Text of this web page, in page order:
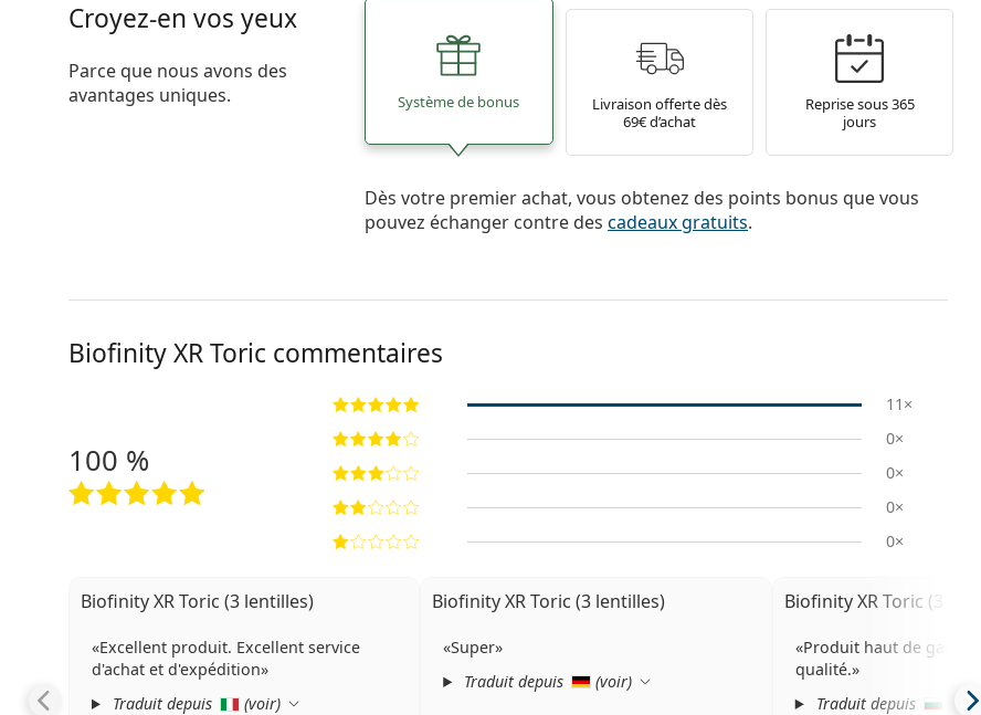
Croyez-en vos yeux
Parce que nous avons des
avantages uniques.
Système de bonus
Livraison offerte dès
69€ d’achat
Reprise sous 365
jours
Dès votre premier achat, vous obtenez des points bonus que vous
pouvez échanger contre descadeaux gratuits.
Biofinity XR Toric commentaires
100 %
11×
0×
0×
0×
0×
Biofinity XR Toric (3 lentilles)
Excellent produit. Excellent service
d'achat et d'expédition
Traduit depuis
(voir)
Biofinity XR Toric (3 lentilles)
Super
Traduit depuis
(voir)
Biofinity XR Toric (3
Produit haut de
qualité.
Traduit depuis
voir